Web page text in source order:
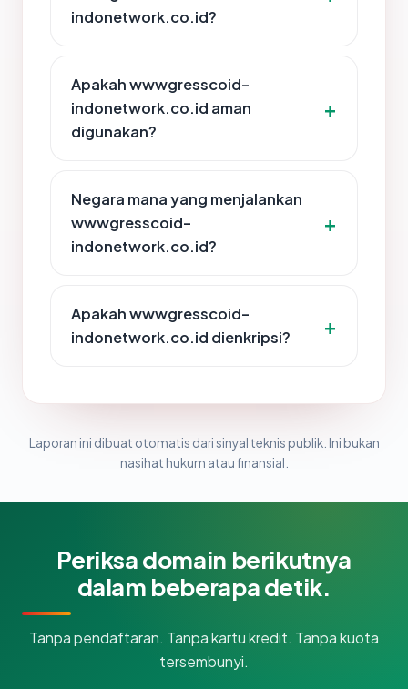
indonetwork.co.id?
Apakah wwwgresscoid-
indonetwork.co.id aman
digunakan?
Negara mana yang menjalankan
wwwgresscoid-
indonetwork.co.id?
Apakah wwwgresscoid-
indonetwork.co.id dienkripsi?
Laporan ini dibuat otomatis dari sinyal teknis publik. Ini bukan
nasihat hukum atau finansial.
Periksa domain berikutnya
dalam beberapa detik.
Tanpa pendaftaran. Tanpa kartu kredit. Tanpa kuota
tersembunyi.